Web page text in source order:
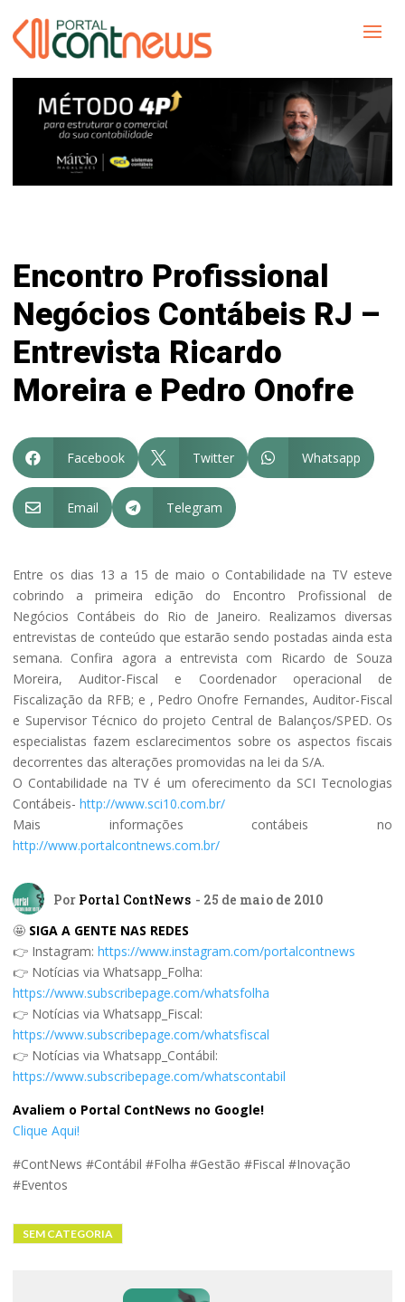
Encontro Profissional
Negócios Contábeis RJ –
Entrevista Ricardo
Moreira e Pedro Onofre
 Facebook  Twitter  Whatsapp
 Email  Telegram
Entre os dias 13 a 15 de maio o Contabilidade na TV esteve
cobrindo a primeira edição do Encontro Profissional de
Negócios Contábeis do Rio de Janeiro. Realizamos diversas
entrevistas de conteúdo que estarão sendo postadas ainda esta
semana. Confira agora a entrevista com Ricardo de Souza
Moreira, Auditor-Fiscal e Coordenador operacional de
Fiscalização da RFB; e , Pedro Onofre Fernandes, Auditor-Fiscal
e Supervisor Técnico do projeto Central de Balanços/SPED. Os
especialistas fazem esclarecimentos sobre os aspectos fiscais
decorrentes das alterações promovidas na lei da S/A.
O Contabilidade na TV é um oferecimento da SCI Tecnologias
Contábeis- http://www.sci10.com.br/
Mais informações contábeis no
http://www.portalcontnews.com.br/
Por Portal ContNews - 25 de maio de 2010
🤩 SIGA A GENTE NAS REDES
👉 Instagram: https://www.instagram.com/portalcontnews
👉 Notícias via Whatsapp_Folha:
https://www.subscribepage.com/whatsfolha
👉 Notícias via Whatsapp_Fiscal:
https://www.subscribepage.com/whatsfiscal
👉 Notícias via Whatsapp_Contábil:
https://www.subscribepage.com/whatscontabil
Avaliem o Portal ContNews no Google!
Clique Aqui!
#ContNews #Contábil #Folha #Gestão #Fiscal #Inovação
#Eventos
SEM CATEGORIA